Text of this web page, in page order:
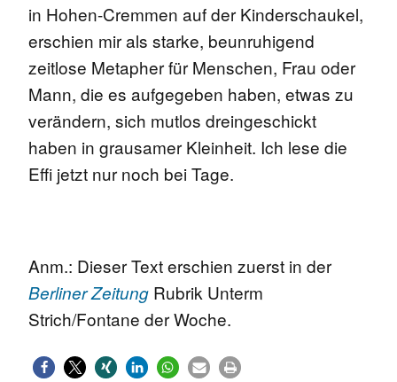
in Hohen-Cremmen auf der Kinderschaukel,
erschien mir als starke, beunruhigend
zeitlose Metapher für Menschen, Frau oder
Mann, die es aufgegeben haben, etwas zu
verändern, sich mutlos dreingeschickt
haben in grausamer Kleinheit. Ich lese die
Effi jetzt nur noch bei Tage.
Anm.: Dieser Text erschien zuerst in der
Berliner Zeitung Rubrik Unterm
Strich/Fontane der Woche.